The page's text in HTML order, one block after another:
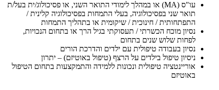
עו"ס (MA) או במהלך לימודי התואר השני, או פסיכולוג/ית בעל/ת
תואר שני בפסיכולוגיה, בעלי התמחות בפסיכולוגיה קלינית /
התפתחותית / חינוכית / שיקומית או בתהליך התמחות
נסיון מוכח הכשרתי / תעסוקתי בגיל הרך או בתחום הנכויות,
לפחות שלוש שנים בתחום
נסיון בעבודה טיפולית עם ילדים והדרכת הורים
ניסיון טיפול בילדים על הרצף (טיפול באוטיזם) – יתרון
אוריינטציה טיפולית ונכונות ללמידה והתמקצעות בתחום הטיפול
באוטיזם